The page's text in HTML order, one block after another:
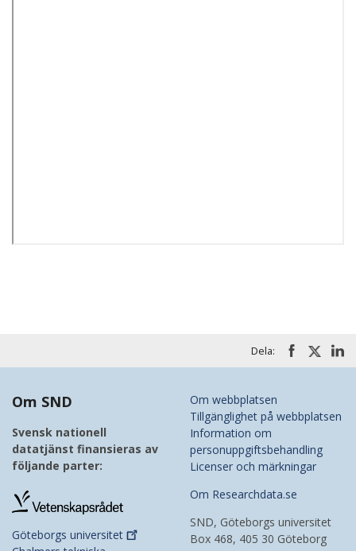
Dela:
Om SND
Svensk nationell
datatjänst finansieras av
följande parter:
Göteborgs universitet
Om webbplatsen
Tillgänglighet på webbplatsen
Information om
personuppgiftsbehandling
Licenser och märkningar
Om Researchdata.se
SND, Göteborgs universitet
Box 468, 405 30 Göteborg